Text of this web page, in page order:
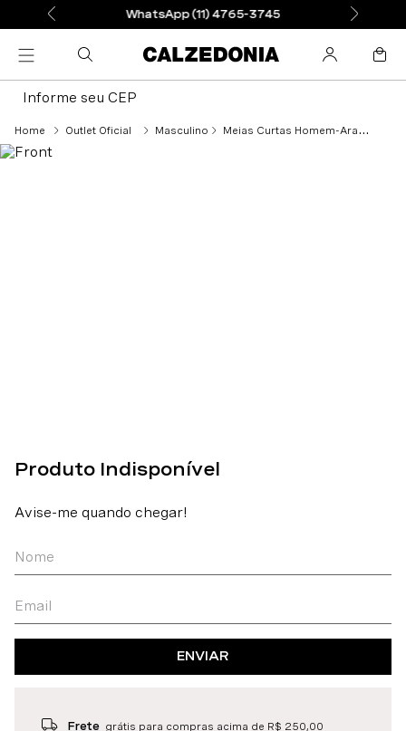
WhatsApp (11) 4765-3745
Informe seu CEP
Outlet Oficial Masculino Meias Curtas Homem-Aranha All-Over Para Homem - Azul
ENVIAR
Frete grátis para compras acima de R$ 250,00